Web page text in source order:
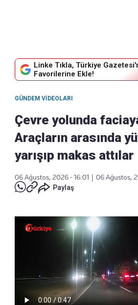
Linke Tıkla, Türkiye
Favorilerine Ekle!
GÜNDEM VIDEOLARI
Çevre yolunda
Araçların arasında
yarışıp makas attılar
06 Ağustos, 2026 - 16:01
06 Ağustos,
Paylaş